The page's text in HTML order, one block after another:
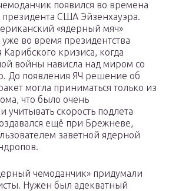
появился во времена
США Эйзенхауэра.
«ядерный мяч»
во время президентства
кризиса, когда
войны нависла над миром со
До появления ЯЧ решение об
могла приниматься только из
что было очень
учитывать скорость подлета
ещё при Брежневе,
заветной ядерной
чемоданчик» придумали
Нужен был адекватный